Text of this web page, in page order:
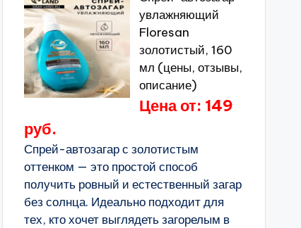
увлажняющий
Floresan
золотистый, 160
мл (цены, отзывы,
описание)
Цена от: 149
руб.
Спрей-автозагар с золотистым
оттенком — это простой способ
получить ровный и естественный загар
без солнца. Идеально подходит для
тех, кто хочет выглядеть загорелым в